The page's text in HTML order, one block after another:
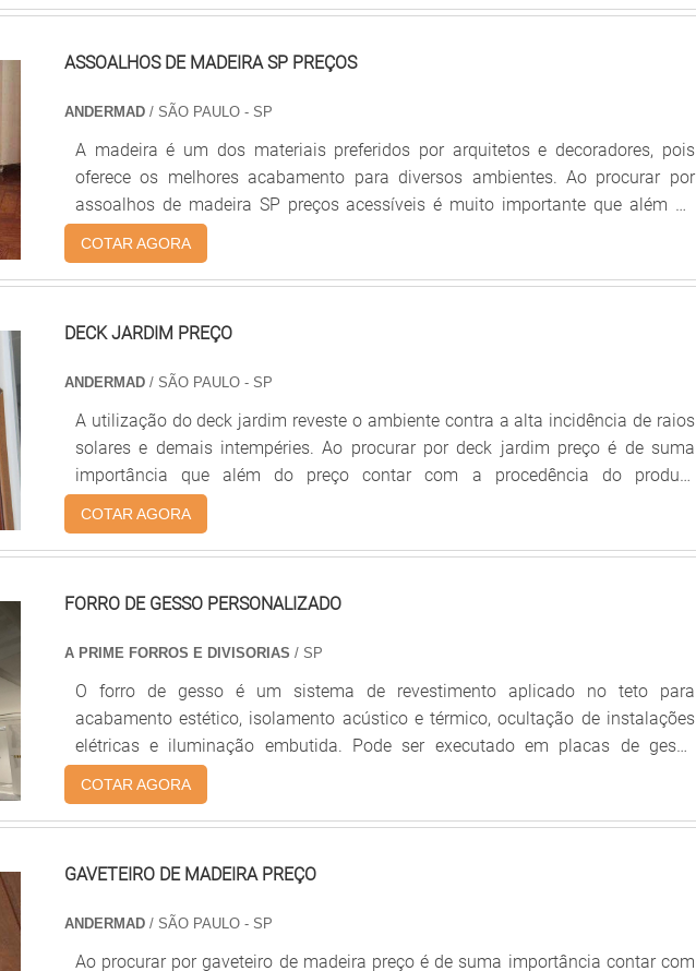
acabamento com pouca necessidade de manutenção.Degrau de madeira preço
ASSOALHOS DE MADEIRA SP PREÇOS
ANDERMAD/ SÃO PAULO - SP
A madeira é um dos materiais preferidos por arquitetos e decoradores, pois
oferece os melhores acabamento para diversos ambientes. Ao procurar por
assoalhos de madeira SP preços acessíveis é muito importante que além do
preço avaliar a procedência do material.Em São Paulo, por exemplo, é notável o
número de residências, escritórios e centros comerciais que utilizam os
assoalhos pois além do ótimo custo-benefício, também combinam com
COTAR AGORA
DECK JARDIM PREÇO
ANDERMAD/ SÃO PAULO - SP
A utilização do deck jardim reveste o ambiente contra a alta incidência de raios
solares e demais intempéries. Ao procurar por deck jardim preço é de suma
importância que além do preço contar com a procedência do produto
Informações importantes sobre o deck jardim O deck de jardim pode ser
confeccionado em Ipê rústico, bem como demais árvores de reflorestamento.
Entre outras vantagens estão: Possui alta qualidade e resistência; Fácil
COTAR AGORA
FORRO DE GESSO PERSONALIZADO
A PRIME FORROS E DIVISORIAS / SP
O forro de gesso é um sistema de revestimento aplicado no teto para
acabamento estético, isolamento acústico e térmico, ocultação de instalações
elétricas e iluminação embutida. Pode ser executado em placas de gesso
acartonado (drywall) ou em chapas de gesso tradicionais, permitindo diferentes
formatos, sancas, nichos e desenhos decorativos. É muito utilizado em
residências, escritórios e ambientes comerciais pela versatilidade, leveza e
COTAR AGORA
GAVETEIRO DE MADEIRA PREÇO
ANDERMAD/ SÃO PAULO - SP
Ao procurar por gaveteiro de madeira preço é de suma importância contar com